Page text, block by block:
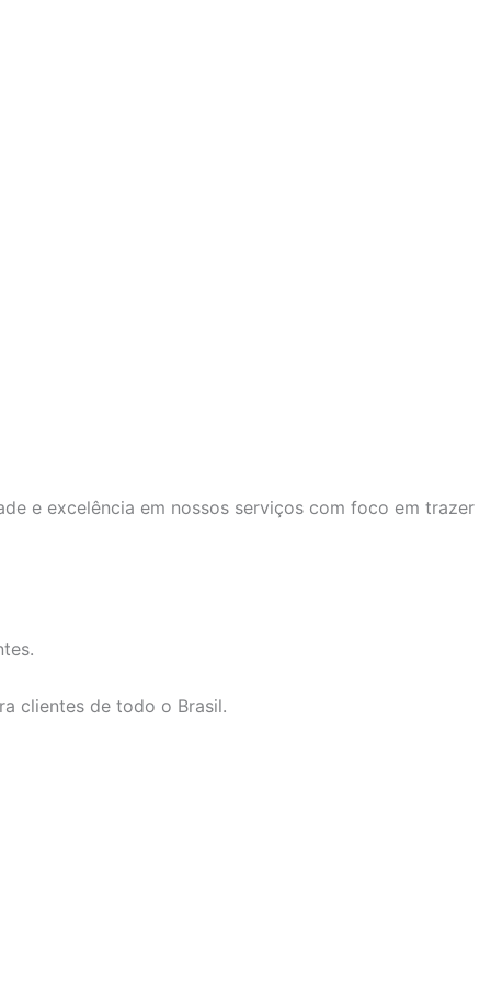
e excelência em nossos serviços com foco em trazer
clientes de todo o Brasil.